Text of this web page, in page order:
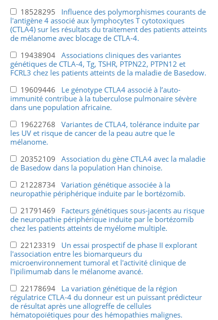
18528295 Influence des polymorphismes courants de
l'antigène 4 associé aux lymphocytes T cytotoxiques
(CTLA4) sur les résultats du traitement des patients atteints
de mélanome avec blocage de CTLA-4.
19438904 Associations cliniques des variantes
génétiques de CTLA-4, Tg, TSHR, PTPN22, PTPN12 et
FCRL3 chez les patients atteints de la maladie de Basedow.
19609446 Le génotype CTLA4 associé à l’auto-
immunité contribue à la tuberculose pulmonaire sévère
dans une population africaine.
19622768 Variantes de CTLA4, tolérance induite par
les UV et risque de cancer de la peau autre que le
mélanome.
20352109 Association du gène CTLA4 avec la maladie
de Basedow dans la population Han chinoise.
21228734 Variation génétique associée à la
neuropathie périphérique induite par le bortézomib.
21791469 Facteurs génétiques sous-jacents au risque
de neuropathie périphérique induite par le bortézomib
chez les patients atteints de myélome multiple.
22123319 Un essai prospectif de phase II explorant
l'association entre les biomarqueurs du
microenvironnement tumoral et l'activité clinique de
l'ipilimumab dans le mélanome avancé.
22178694 La variation génétique de la région
régulatrice CTLA-4 du donneur est un puissant prédicteur
de résultat après une allogreffe de cellules
hématopoïétiques pour des hémopathies malignes.